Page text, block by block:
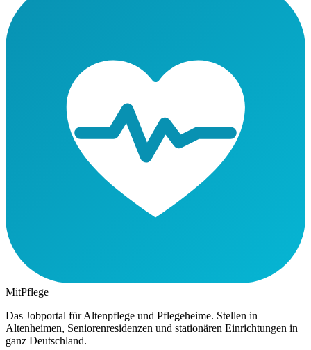
MitPflege
Das Jobportal für Altenpflege und Pflegeheime. Stellen in
Altenheimen, Seniorenresidenzen und stationären Einrichtungen in
ganz Deutschland.